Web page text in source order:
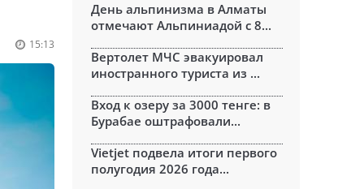
15:13
День альпинизма в Алматы
отмечают Альпиниадой с 8...
Вертолет МЧС эвакуировал
иностранного туриста из ...
Вход к озеру за 3000 тенге: в
Бурабае оштрафовали...
Vietjet подвела итоги первого
полугодия 2026 года...